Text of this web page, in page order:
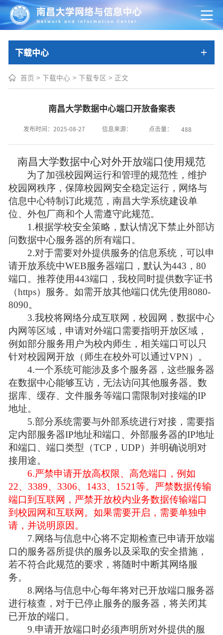
下载中心
首页 > 下载中心 > 下载专区 > 正文
南昌大学数据中心端口开放备案表
发布时间：2025-08-27 信息来源： 点击量： 488
南昌大学数据中心对外开放端口使用规范
为了加强校园网运行和管理的规范性，维护
校园网秩序，保障校园网安全稳定运行，网络与
信息中心特制订此规范，南昌大学系统建设单
位、外包厂商和个人需遵守此规范。
1.根据学校安全策略，默认情况下禁止外部访
问数据中心服务器的所有端口。
2.对于需要对外提供服务的信息系统，可以申
请开放系统中WEB服务器端口，默认为443 ， 80
端口。推荐使用443端口，我校同时提供数字证书
（https）服务。 如需开放其他端口优先使用8080-
8090。
3.我校将网络分成互联网，校园网，数据中心
内网等区域，申请对外端口需要指明开放区域，
例如部分服务用户为校内师生，相关端口可以只
针对校园网开放（师生在校外可以通过VPN）。
4.一个系统可能涉及多个服务器，这些服务器
在数据中心能够互访，无法访问其他服务器。 数
据库、缓存、文件服务等端口需限制对接端的IP
地址。
5.部分系统需要与外部系统进行对接，需要指
定内部服务器IP地址和端口、外部服务器的IP地址
和端口、端口类型（TCP，UDP）并明确说明对
接用途。
6.严禁申请开放高权限、高危端口，例如
22、 3389、 3306、 1433、 1 521等。严禁数据传输
端口到互联网，严禁开放校内业务数据传输端口
到校园网和互联网。如果需要开启，需要单独申
请，并说明原因。
7.网络与信息中心将不定期检查已申请开放端
口的服务器所提供的服务以及采取的安全措施，
若不符合此规范的要求，将随时中断其网络服
务。
8.网络与信息中心每年将对已开放端口服务器
进行核查，对于已停止服务的服务器，将关闭其
已开放的端口。
9.申请开放端口时必须声明所对外提供的服